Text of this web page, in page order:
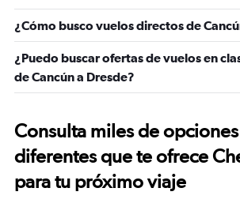
¿Cómo busco vuelos directos de
¿Puedo buscar ofertas de vuelos en
de Cancún a Dresde?
Consulta miles de opciones
diferentes que te ofrece
para tu próximo viaje